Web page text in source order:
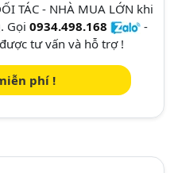
TÁC - NHÀ MUA LỚN khi
Gọi 0934.498.168
-
tư vấn và hỗ trợ !
phí !